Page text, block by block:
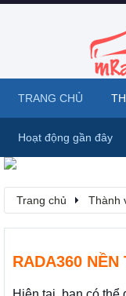
Trang chủ Thành
RADA360
TRANG CHỦ
Hoạt động gần đây